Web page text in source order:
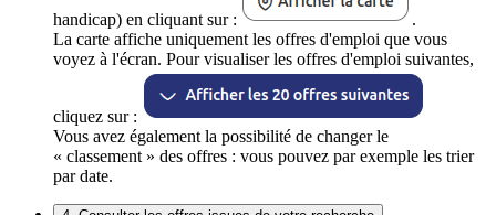
handicap) en cliquant sur :
.
La carte affiche uniquement les offres d'emploi que vous
voyez à l'écran. Pour visualiser les offres d'emploi suivantes,
cliquez sur :
Vous avez également la possibilité de changer le
« classement » des offres : vous pouvez par exemple les trier
par date.